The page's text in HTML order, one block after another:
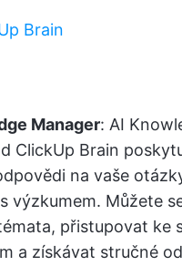
Brain
Manager: AI
ClickUp Brain
na vaše
výzkumem. Můžete
přistupovat ke
a získávat stručné